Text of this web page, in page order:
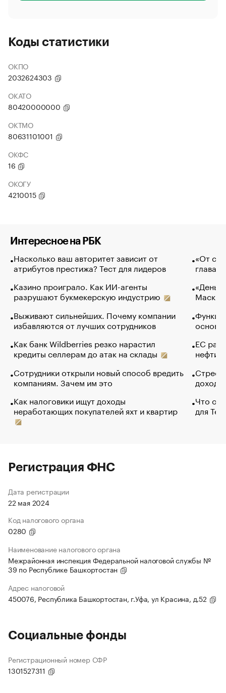
Коды статистики
ОКПО
2032624303
ОКАТО
80420000000
ОКТМО
80631101001
ОКФС
16
ОКОГУ
4210015
Интересное на РБК
Насколько ваш авторитет зависит от
атрибутов престижа? Тест для лидеров
Казино проиграло. Как ИИ-агенты
разрушают букмекерскую индустрию
Выживают сильнейших. Почему компании
избавляются от лучших сотрудников
Как банк Wildberries резко нарастил
кредиты селлерам до атак на склады
Сотрудники открыли новый способ вредить
компаниям. Зачем им это
Как налоговики ищут доходы
неработающих покупателей яхт и квартир
«От
глава
Маск в
основ
ЕС
нефти
Что
для
Регистрация ФНС
Дата регистрации
22 мая 2024
Код налогового органа
0280
Наименование налогового органа
Межрайонная инспекция Федеральной налоговой службы №
39 по Республике Башкортостан
Адрес налоговой
450076, Республика Башкортостан, г.Уфа, ул Красина, д.52
Социальные фонды
Регистрационный номер СФР
1301527311